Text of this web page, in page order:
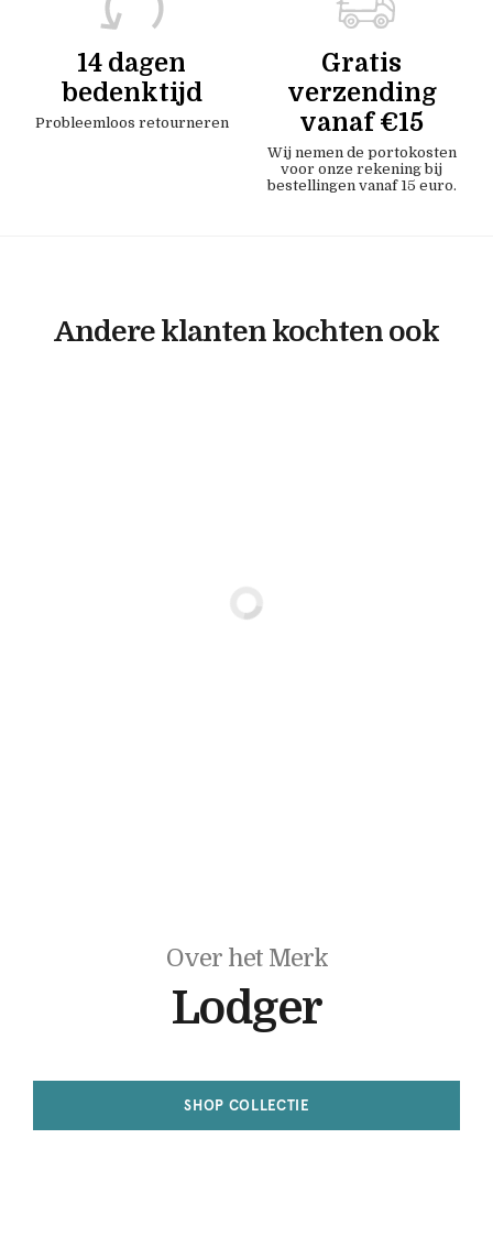
14 dagen
bedenktijd
Probleemloos retourneren
Gratis
verzending
vanaf €15
Wij nemen de portokosten
voor onze rekening bij
bestellingen vanaf 15 euro.
Andere klanten kochten ook
Over het Merk
Lodger
SHOP COLLECTIE